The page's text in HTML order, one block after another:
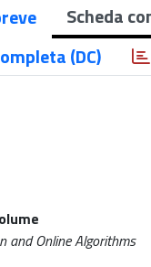
Scheda
(DC)
and Online Algorithms